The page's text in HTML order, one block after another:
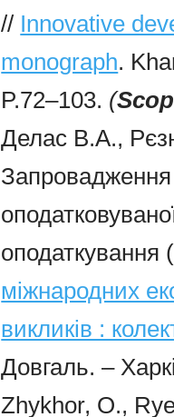
// Innovative
monograph.
P.72–103. (
Делас В.А.,
оподаткування
міжнародних
викликів :
Довгаль. –
Zhykhor, O.,